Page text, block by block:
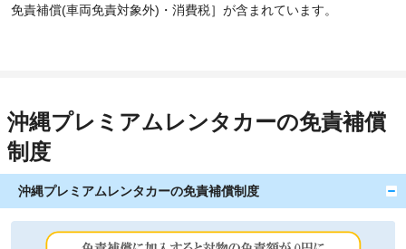
免責補償(車両免責対象外)・消費税］が含まれています。
沖縄プレミアムレンタカーの免責補償
制度
沖縄プレミアムレンタカーの免責補償制度